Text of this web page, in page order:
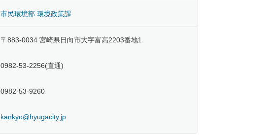
市民環境部 環境政策課
〒883-0034 宮崎県日向市大字富高2203番地1
0982-53-2256(直通)
0982-53-9260
kankyo@hyugacity.jp